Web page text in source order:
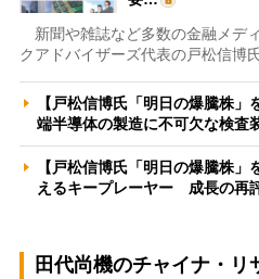
新聞や雑誌など多数の金融メデ
クアドバイザーズ代表の戸松信博
【戸松信博氏「明日の爆騰株
端半導体の製造に不可欠な検査
【戸松信博氏「明日の爆騰株
えるキープレーヤー 成長の再
田代尚機のチャイナ・リ